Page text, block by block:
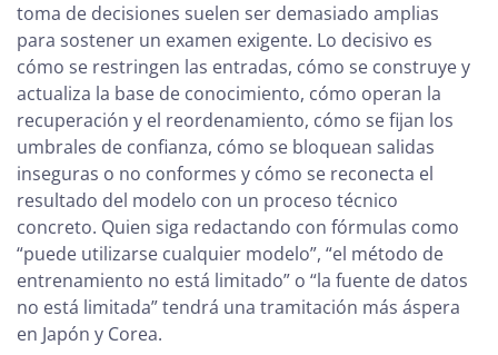
toma de decisiones suelen ser demasiado amplias
para sostener un examen exigente. Lo decisivo es
cómo se restringen las entradas, cómo se construye y
actualiza la base de conocimiento, cómo operan la
recuperación y el reordenamiento, cómo se fijan los
umbrales de confianza, cómo se bloquean salidas
inseguras o no conformes y cómo se reconecta el
resultado del modelo con un proceso técnico
concreto. Quien siga redactando con fórmulas como
“puede utilizarse cualquier modelo”, “el método de
entrenamiento no está limitado” o “la fuente de datos
no está limitada” tendrá una tramitación más áspera
en Japón y Corea.